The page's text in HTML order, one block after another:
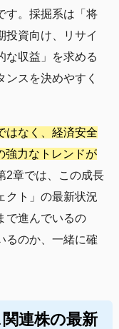
す。採掘系は「将
投資向け、リサイ
な収益」を求める
スを決めやすく
はなく、経済安全
強力なトレンドが
2章では、この成長
クト」の最新状況
で進んでいるの
るのか、一緒に確
連株の最新